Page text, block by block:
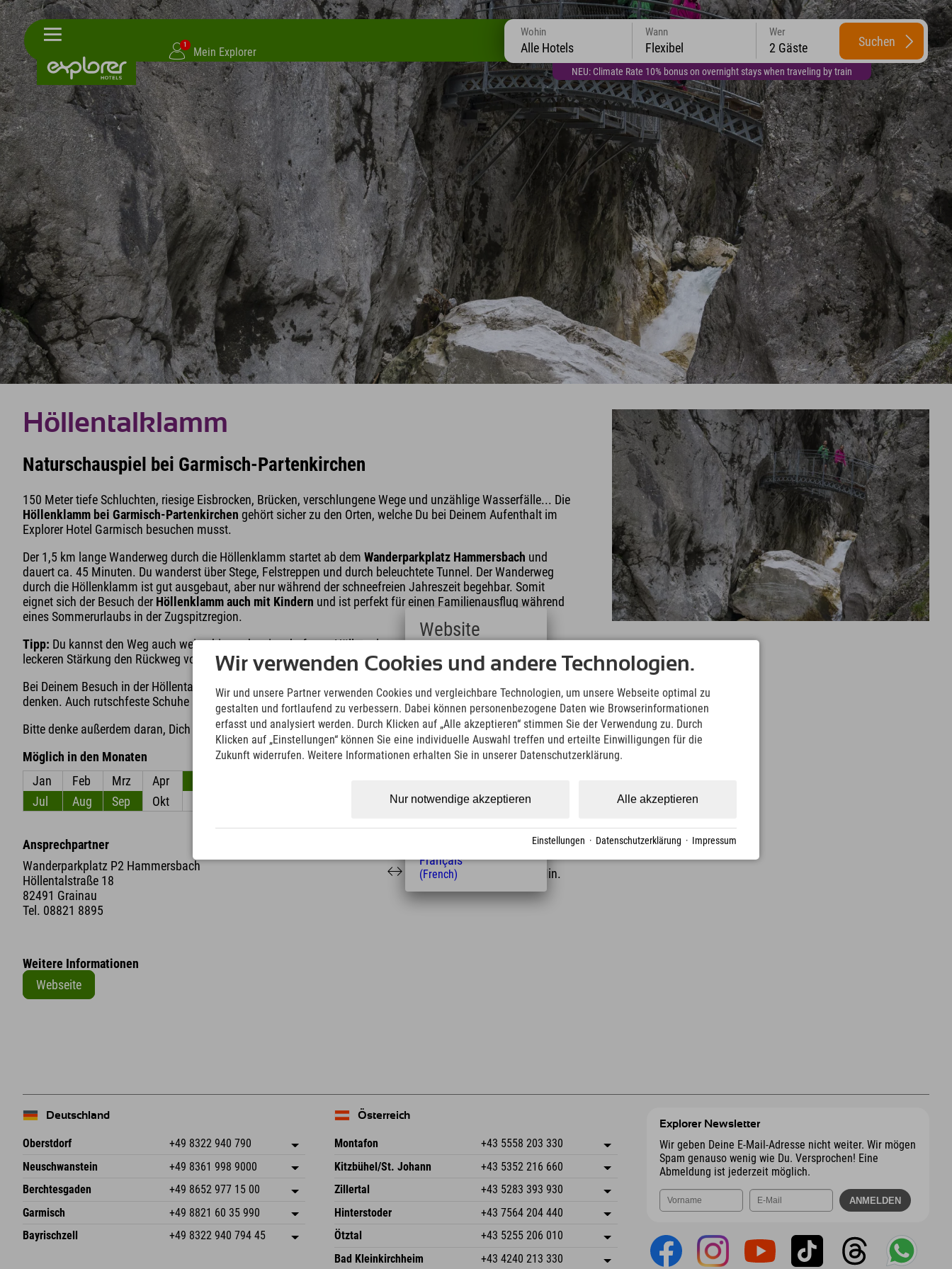
1
Mein Explorer
NEU: Climate Rate 10% bonus on overnight stays when traveling by train
Wohin
Alle Hotels
Wann
Flexibel
Wer
2 Gäste Suchen
Höllentalklamm
Naturschauspiel bei Garmisch-Partenkirchen
150 Meter tiefe Schluchten, riesige Eisbrocken, Brücken, verschlungene Wege und unzählige Wasserfälle... Die
Höllenklamm bei Garmisch-Partenkirchen gehört sicher zu den Orten, welche Du bei Deinem Aufenthalt im
Explorer Hotel Garmisch besuchen musst.
Der 1,5 km lange Wanderweg durch die Höllenklamm startet ab dem Wanderparkplatz Hammersbach und
dauert ca. 45 Minuten. Du wanderst über Stege, Felstreppen und durch beleuchtete Tunnel. Der Wanderweg
durch die Höllenklamm ist gut ausgebaut, aber nur während der schneefreien Jahreszeit begehbar. Somit
eignet sich der Besuch der Höllenklamm auch mit Kindern und ist perfekt für einen Familienausflug während
eines Sommerurlaubs in der Zugspitzregion.
Tipp: Du kannst den Weg auch weiter bis zur bewirtschafteten Höllentalangerhütte wandern. Und nach einer
leckeren Stärkung den Rückweg von der Höllentalangerhütte alternativ über den Stangensteig (ca. 2 h) wählen.
Bei Deinem Besuch in der Höllentalklamm solltest Du auf jeden Fall an wärmere Kleidung und Regenjacke
denken. Auch rutschfeste Schuhe sind für Deinen Besuch in der Klamm vom Vorteil ;)
Bitte denke außerdem daran, Dich rechtzeitig über die aktuellen Eintrittspreise zu informieren.
Möglich in den Monaten
Jan
Feb Mrz Apr
Jul
Aug Sep Okt
Ansprechpartner
Wanderparkplatz P2 Hammersbach
Höllentalstraße 18
82491 Grainau
Tel. 08821 8895
11.1 km Min.
Weitere Informationen
Webseite
Deutschland
Oberstdorf +49 8322 940 790
An der Breitach 3
Deutschland
Adresse speichern
Buchen
Neuschwanstein +49 8361 998 9000
An der Riese 45
87484 Nesselwang im Allgäu
Deutschland
Adresse speichern
Buchen
Berchtesgaden +49 8652 977 15 00
Hofreitstr. 7
Deutschland
Adresse speichern
Buchen
Garmisch +49 8821 60 35 990
Frickenstraße 22
82490 Farchant
Adresse speichern
Bayrischzell +49 8322 940 794 45
Österreich
Montafon +43 5558 203 330
Dorfstr. 127b
6793 Gaschurn/Montafon
Österreich
Adresse speichern
Buchen
Kitzbühel/St. Johann +43 5352 216 660
Speckbacherstraße 87
Österreich
Adresse speichern
Buchen
Zillertal +43 5283 393 930
Schmiedau 2
Österreich
Adresse speichern
Buchen
Hinterstoder +43 7564 204 440
Freizeitpark 10
Österreich
Adresse speichern
Buchen
Ötztal +43 5255 206 010
Gscheat 14
Adresse speichern
Bad Kleinkirchheim +43 4240 213 330
Explorer Newsletter
Wir geben Deine E-Mail-Adresse nicht weiter. Wir mögen
Spam genauso wenig wie Du. Versprochen! Eine
Abmeldung ist jederzeit möglich.
Wir verwenden Cookies und andere Technologien.
Wir und unsere Partner verwenden Cookies und vergleichbare Technologien, um unsere Webseite optimal zu
gestalten und fortlaufend zu verbessern. Dabei können personenbezogene Daten wie Browserinformationen
erfasst und analysiert werden. Durch Klicken auf „Alle akzeptieren“ stimmen Sie der Verwendung zu. Durch
Klicken auf „Einstellungen“ können Sie eine individuelle Auswahl treffen und erteilte Einwilligungen für die
Zukunft widerrufen. Weitere Informationen erhalten Sie in unserer Datenschutzerklärung.
Alle akzeptieren
Nur notwendige akzeptieren
Einstellungen · Datenschutzerklärung · Impressum
Website
Deutsch
(German)
English
(English)
Italiano
(Italian)
Čeština
(Czech)
Magyar
Nederlands
Français
(French)